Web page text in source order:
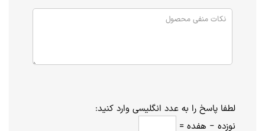
لطفا پاسخ را به عدد انگلیسی وارد کنید:
نوزده − هفده =